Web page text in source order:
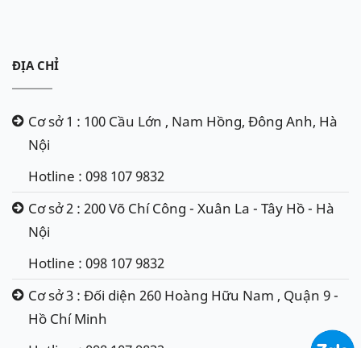
ĐỊA CHỈ
Cơ sở 1 : 100 Cầu Lớn , Nam Hồng, Đông Anh, Hà
Nội
Hotline : 098 107 9832
Cơ sở 2 : 200 Võ Chí Công - Xuân La - Tây Hồ - Hà
Nội
Hotline : 098 107 9832
Cơ sở 3 : Đối diện 260 Hoàng Hữu Nam , Quận 9 -
Hồ Chí Minh